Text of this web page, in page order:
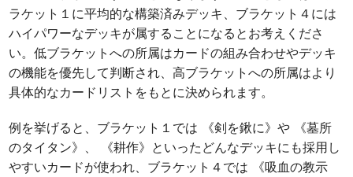
ラケット１に平均的な構築済みデッキ、ブラケット４には
ハイパワーなデッキが属することになるとお考えくださ
い。低ブラケットへの所属はカードの組み合わせやデッキ
の機能を優先して判断され、高ブラケットへの所属はより
具体的なカードリストをもとに決められます。
例を挙げると、ブラケット１では 《剣を鍬に》や 《墓所
のタイタン》、 《耕作》といったどんなデッキにも採用し
やすいカードが使われ、ブラケット４では 《吸血の教示